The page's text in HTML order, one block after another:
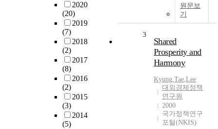
2020
(20)
2019
(7)
2018
(2)
2017
(8)
2016
(2)
2015
(3)
2014
(5)
원문보
기
3
Shared
Prosperity and
Harmony
Kyung,Tae,Lee
대외경제정책
연구원
2000
국가정책연구
포털(NKIS)